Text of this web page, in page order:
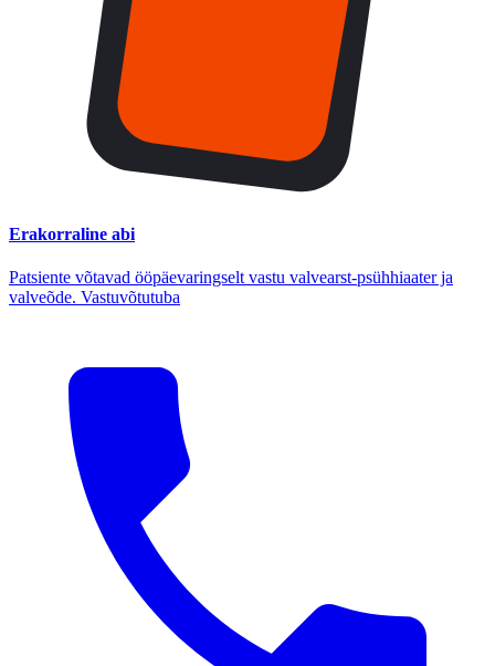
Erakorraline abi
Patsiente võtavad ööpäevaringselt vastu valvearst-psühhiaater ja
valveõde. Vastuvõtutuba